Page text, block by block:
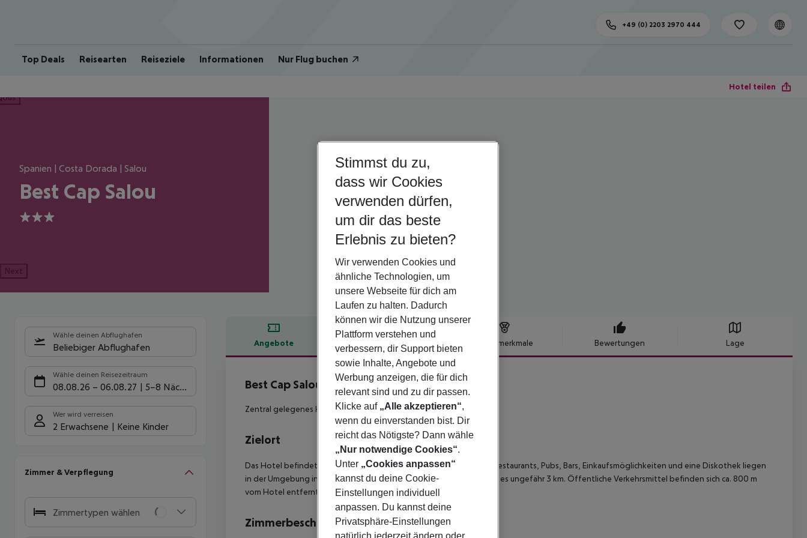
Top Deals Reisearten Reiseziele Informationen Nur Flug buchen
+49 (0) 2203 2970 444
Hotel teilen
Spanien | Costa Dorada | Salou
Best Cap Salou
3
Next
Wähle deinen Abflughafen
Beliebiger Abflughafen
Wähle deinen Reisezeitraum
08.08.26 – 06.08.27 5-8 Nächte
Wer wird verreisen
2 Erwachsene Keine Kinder
Zimmer & Verpflegung
Zimmertypen wählen
Angebote Hotelbeschreibung Hotelmerkmale Bewertungen Lage
Hotelbeschreibung
Best Cap Salou
Zentral gelegenes Hotel mit Badebucht!
Zielort
Das Hotel befindet sich direkt an einer Badebucht mit Sandstrand. Restaurants, Pubs, Bars, Einkaufsmöglichkeiten und eine Diskothek liegen
in der Umgebung in etwa 100 m Entfernung. Zur nächsten Stadt sind es ungefähr 3 km. Öffentliche Verkehrsmittel befinden sich ca. 800 m
vom Hotel entfernt.
Zimmerbeschreibung
Stimmst du zu,
dass wir Cookies
verwenden dürfen,
um dir das beste
Erlebnis zu bieten?
Wir verwenden Cookies und
ähnliche Technologien, um
unsere Webseite für dich am
Laufen zu halten. Dadurch
können wir die Nutzung unserer
Plattform verstehen und
verbessern, dir Support bieten
sowie Inhalte, Angebote und
Werbung anzeigen, die für dich
relevant sind und zu dir passen.
Klicke auf „Alle akzeptieren“,
wenn du einverstanden bist. Dir
reicht das Nötigste? Dann wähle
„Nur notwendige Cookies“.
Unter „Cookies anpassen“
kannst du deine Cookie-
Einstellungen individuell
anpassen. Du kannst deine
Privatsphäre-Einstellungen
natürlich jederzeit ändern oder